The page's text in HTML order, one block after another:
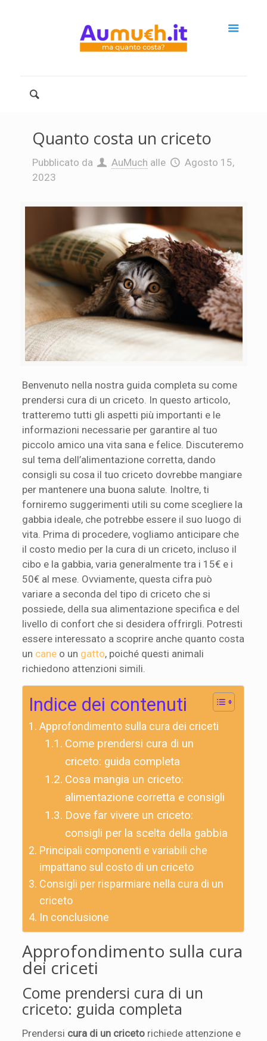
Quanto costa un criceto
Pubblicato da AuMuch alle
Agosto 15,
2023
Benvenuto nella nostra guida completa su come
prendersi cura di un criceto. In questo articolo,
tratteremo tutti gli aspetti più importanti e le
informazioni necessarie per garantire al tuo
piccolo amico una vita sana e felice. Discuteremo
sul tema dell’alimentazione corretta, dando
consigli su cosa il tuo criceto dovrebbe mangiare
per mantenere una buona salute. Inoltre, ti
forniremo suggerimenti utili su come scegliere la
gabbia ideale, che potrebbe essere il suo luogo di
vita. Prima di procedere, vogliamo anticipare che
il costo medio per la cura di un criceto, incluso il
cibo e la gabbia, varia generalmente tra i 15€ e i
50€ al mese. Ovviamente, questa cifra può
variare a seconda del tipo di criceto che si
possiede, della sua alimentazione specifica e del
livello di confort che si desidera offrirgli. Potresti
essere interessato a scoprire anche quanto costa
un cane o un gatto, poiché questi animali
richiedono attenzioni simili.
Indice dei contenuti
Approfondimento sulla cura dei criceti
Come prendersi cura di un
criceto: guida completa
Cosa mangia un criceto:
alimentazione corretta e consigli
Dove far vivere un criceto:
consigli per la scelta della gabbia
Principali componenti e variabili che
impattano sul costo di un criceto
Consigli per risparmiare nella cura di un
criceto
In conclusione
Approfondimento sulla cura
dei criceti
Come prendersi cura di un
criceto: guida completa
Prendersi cura di un criceto richiede attenzione e